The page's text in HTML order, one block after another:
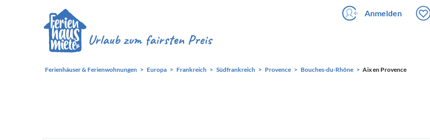
Anmelden
Ferienhäuser & Ferienwohnungen Europa Frankreich Südfrankreich Provence Bouches-du-Rhône Aix en Provence